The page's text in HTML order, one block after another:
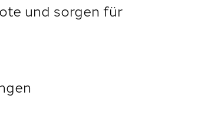
und sorgen für